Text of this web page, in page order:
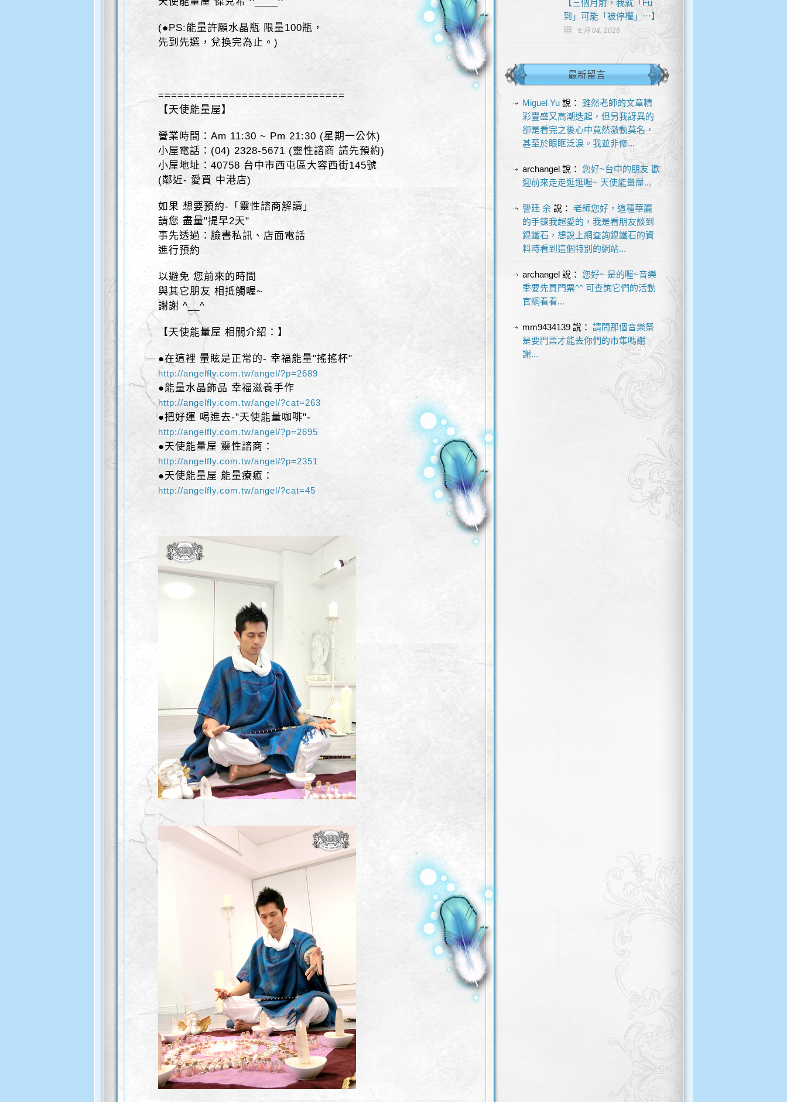
(●PS:能量許願水晶瓶 限量100瓶，
先到先選，兌換完為止。)
=============================
【天使能量屋】
營業時間：Am 11:30 ~ Pm 21:30 (星期一公休)
小屋電話：(04) 2328-5671 (靈性諮商 請先預約)
小屋地址：40758 台中市西屯區大容西街145號
(鄰近- 愛買 中港店)
如果 想要預約-「靈性諮商解讀」
請您 盡量"提早2天"
事先透過：臉書私訊、店面電話
進行預約
以避免 您前來的時間
與其它朋友 相抵觸喔~
謝謝 ^__^
【天使能量屋 相關介紹：】
●在這裡 暈眩是正常的- 幸福能量"搖搖杯"
http://angelfly.com.tw/angel/?p=2689
●能量水晶飾品 幸福滋養手作
http://angelfly.com.tw/angel/?cat=263
●把好運 喝進去-"天使能量咖啡"-
http://angelfly.com.tw/angel/?p=2695
●天使能量屋 靈性諮商：
http://angelfly.com.tw/angel/?p=2351
●天使能量屋 能量療癒：
http://angelfly.com.tw/angel/?cat=45
【三個月前，我就「Fu
到」可能「被停權」⋯】
七月 04, 2026
最新留言
Miguel Yu說： 雖然老師的文章精
彩豐盛又高潮迭起，但另我訝異的
卻是看完之後心中竟然激動莫名，
甚至於眼眶泛淚。我並非修...
archangel說： 您好~台中的朋友 歡
迎前來走走逛逛喔~ 天使能量屋...
謦廷 余說： 老師您好，這種華麗
的手鍊我超愛的，我是看朋友談到
鎳鐵石，想說上網查詢鎳鐵石的資
料時看到這個特別的網站...
archangel說： 您好~ 是的喔~音樂
季要先買門票^^ 可查詢它們的活動
官網看看...
mm9434139說： 請問那個音樂祭
是要門票才能去你們的市集嗎謝
謝...